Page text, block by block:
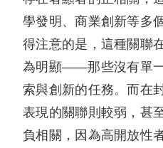
學發明、商業創新等多
得注意的是，這種關聯
為明顯——那些沒有單
索與創新的任務。而在
表現的關聯則較弱，甚
負相關，因為高開放性